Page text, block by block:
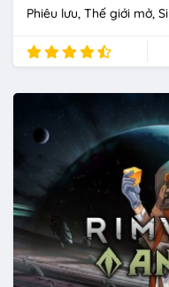
Phiêu lưu Thế giới mở